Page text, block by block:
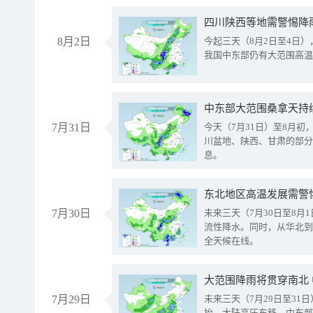
8月2日
今起三天（8月2日至4日
我国中东部仍有大范围高
7月31日
中东部大范围桑拿天
今天（7月31日）至8月初
川盆地、陕西、甘肃的部
息。
7月30日
东北地区高温发展需
未来三天（7月30日至8月
流性降水。同时，从华北
全天候在线。
7月29日
大范围降雨将贯穿南
未来三天（7月29日至31